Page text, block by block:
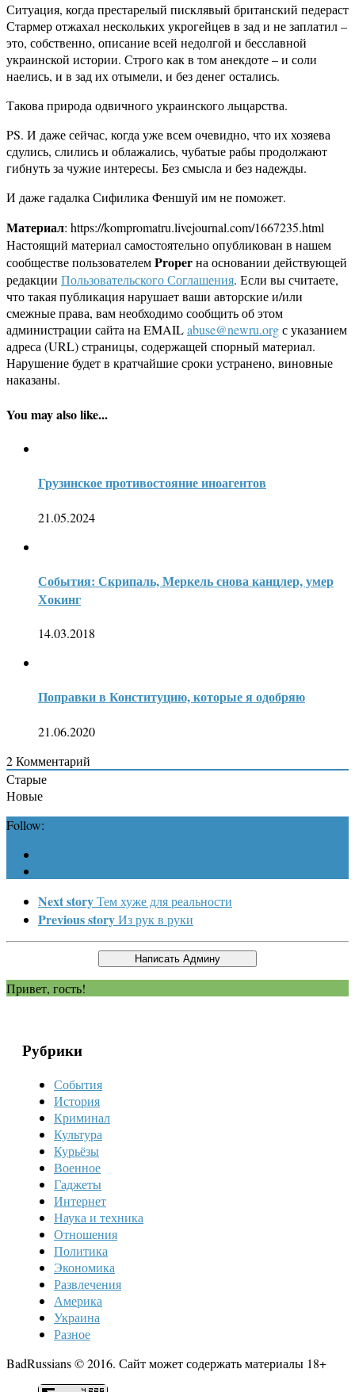
Ситуация, когда престарелый писклявый британский педераст
Стармер отжахал нескольких укрогейцев в зад и не заплатил –
это, собственно, описание всей недолгой и бесславной
украинской истории. Строго как в том анекдоте – и соли
наелись, и в зад их отымели, и без денег остались.
Такова природа одвичного украинского лыцарства.
PS. И даже сейчас, когда уже всем очевидно, что их хозяева
сдулись, слились и облажались, чубатые рабы продолжают
гибнуть за чужие интересы. Без смысла и без надежды.
И даже гадалка Сифилика Феншуй им не поможет.
Материал: https://kompromatru.livejournal.com/1667235.html
Настоящий материал самостоятельно опубликован в нашем
сообществе пользователемProperна основании действующей
редакции Пользовательского Соглашения. Если вы считаете,
что такая публикация нарушает ваши авторские и/или
смежные права, вам необходимо сообщить об этом
администрации сайта на EMAILabuse@newru.orgс указанием
адреса (URL) страницы, содержащей спорный материал.
Нарушение будет в кратчайшие сроки устранено, виновные
наказаны.
You may also like...
Грузинское противостояние иноагентов
21.05.2024
События: Скрипаль, Меркель снова канцлер, умер
Хокинг
14.03.2018
Поправки в Конституцию, которые я одобряю
21.06.2020
2Комментарий
Старые
Новые
Follow:
Next storyТем хуже для реальности
Previous storyИз рук в руки
Привет, гость!
Рубрики
События
История
Криминал
Культура
Курьёзы
Военное
Гаджеты
Интернет
Наука и техника
Отношения
Политика
Экономика
Развлечения
Америка
Украина
Разное
BadRussians © 2016. Сайт может содержать материалы 18+